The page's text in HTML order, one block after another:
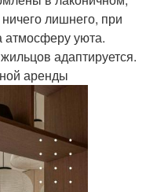
лишнего, при
атмосферу уюта.
адаптируется.
аренды